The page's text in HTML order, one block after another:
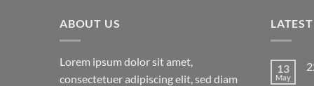
ABOUT US
Lorem ipsum dolor sit amet,
consectetuer adipiscing elit, sed diam
13
May